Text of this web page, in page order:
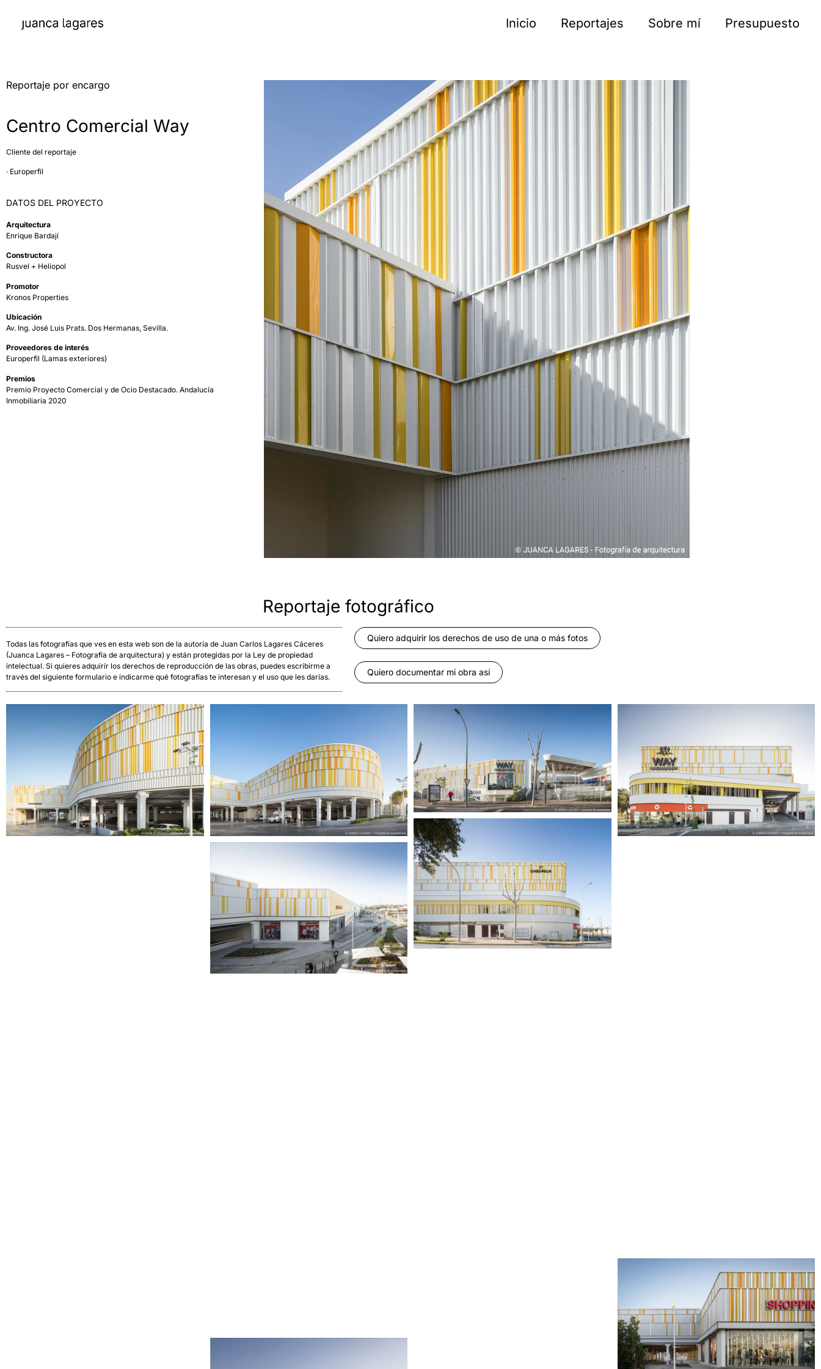
Inicio Reportajes Sobre mí Presupuesto
Reportaje por encargo
Centro Comercial Way
Cliente del reportaje
· Europerfil
DATOS DEL PROYECTO
Arquitectura
Enrique Bardají
Constructora
Rusvel + Heliopol
Promotor
Kronos Properties
Ubicación
Av. Ing. José Luis Prats. Dos Hermanas, Sevilla.
Proveedores de interés
Europerfil (Lamas exteriores)
Premios
Premio Proyecto Comercial y de Ocio Destacado. Andalucía
Inmobiliaria 2020
Reportaje fotográfico
Todas las fotografías que ves en esta web son de la autoría de Juan Carlos Lagares Cáceres
(Juanca Lagares – Fotografía de arquitectura) y están protegidas por la Ley de propiedad
intelectual. Si quieres adquirir los derechos de reproducción de las obras, puedes escribirme a
través del siguiente formulario e indicarme qué fotografías te interesan y el uso que les darías.
Quiero adquirir los derechos de uso de una o más fotos
Quiero documentar mi obra así